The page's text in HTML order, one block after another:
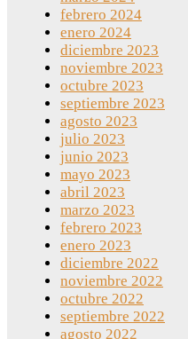
febrero 2024
enero 2024
diciembre 2023
noviembre 2023
octubre 2023
septiembre 2023
agosto 2023
julio 2023
junio 2023
mayo 2023
abril 2023
marzo 2023
febrero 2023
enero 2023
diciembre 2022
noviembre 2022
octubre 2022
septiembre 2022
agosto 2022